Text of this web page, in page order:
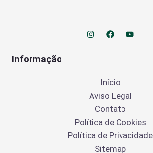
Informação
Início
Aviso Legal
Contato
Política de Cookies
Política de Privacidade
Sitemap